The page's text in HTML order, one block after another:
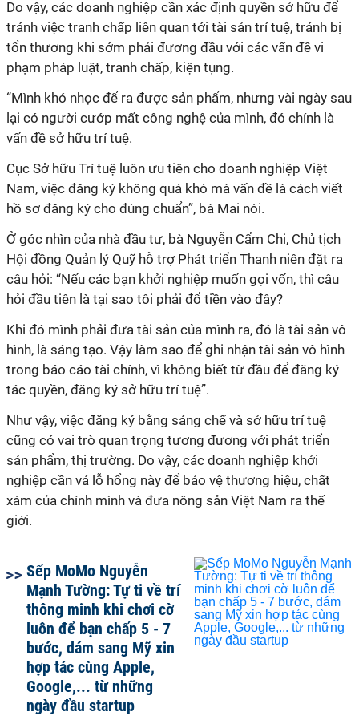
Do vậy, các doanh nghiệp cần xác định quyền sở hữu để
tránh việc tranh chấp liên quan tới tài sản trí tuệ, tránh bị
tổn thương khi sớm phải đương đầu với các vấn đề vi
phạm pháp luật, tranh chấp, kiện tụng.
“Mình khó nhọc để ra được sản phẩm, nhưng vài ngày sau
lại có người cướp mất công nghệ của mình, đó chính là
vấn đề sở hữu trí tuệ.
Cục Sở hữu Trí tuệ luôn ưu tiên cho doanh nghiệp Việt
Nam, việc đăng ký không quá khó mà vấn đề là cách viết
hồ sơ đăng ký cho đúng chuẩn”, bà Mai nói.
Ở góc nhìn của nhà đầu tư, bà Nguyễn Cẩm Chi, Chủ tịch
Hội đồng Quản lý Quỹ hỗ trợ Phát triển Thanh niên đặt ra
câu hỏi: “Nếu các bạn khởi nghiệp muốn gọi vốn, thì câu
hỏi đầu tiên là tại sao tôi phải đổ tiền vào đây?
Khi đó mình phải đưa tài sản của mình ra, đó là tài sản vô
hình, là sáng tạo. Vậy làm sao để ghi nhận tài sản vô hình
trong báo cáo tài chính, vì không biết từ đầu để đăng ký
tác quyền, đăng ký sở hữu trí tuệ”.
Như vậy, việc đăng ký bằng sáng chế và sở hữu trí tuệ
cũng có vai trò quan trọng tương đương với phát triển
sản phẩm, thị trường. Do vậy, các doanh nghiệp khởi
nghiệp cần vá lỗ hổng này để bảo vệ thương hiệu, chất
xám của chính mình và đưa nông sản Việt Nam ra thế
giới.
Sếp MoMo Nguyễn
Mạnh Tường: Tự ti về trí
thông minh khi chơi cờ
luôn để bạn chấp 5 - 7
bước, dám sang Mỹ xin
hợp tác cùng Apple,
Google,... từ những
ngày đầu startup